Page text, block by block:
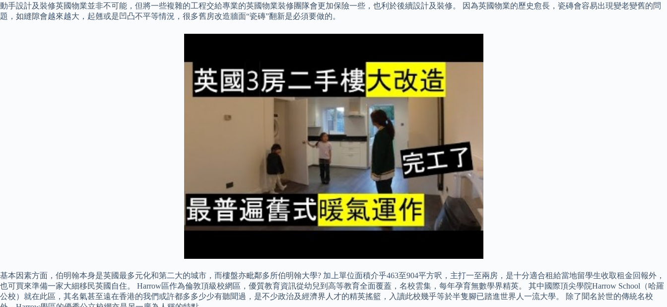
動手設計及裝修英國物業並非不可能，但將一些複雜的工程交給專業的英國物業裝修團隊會更加保險一些，也利於後續設計及裝修。 因為英國物業的歷史愈長，瓷磚會容易出現變老變舊的問
題，如縫隙會越來越大，起翹或是凹凸不平等情況，很多舊房改造牆面“瓷磚”翻新是必須要做的。
基本因素方面，伯明翰本身是英國最多元化和第二大的城市，而樓盤亦毗鄰多所伯明翰大學? 加上單位面積介乎463至904平方呎，主打一至兩房，是十分適合租給當地留學生收取租金回報外，
也可買來準備一家大細移民英國自住。 Harrow區作為倫敦頂級校網區，優質教育資訊從幼兒到高等教育全面覆蓋，名校雲集，每年孕育無數學界精英。 其中國際頂尖學院Harrow School（哈羅
公校）就在此區，其名氣甚至遠在香港的我們或許都多多少少有聽聞過，是不少政治及經濟界人才的精英搖籃，入讀此校幾乎等於半隻腳已踏進世界人一流大學。 除了聞名於世的傳統名校